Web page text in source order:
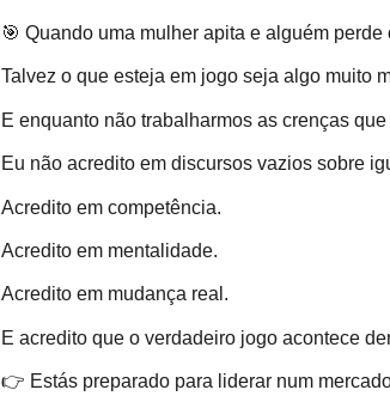
🎯 Quando uma mulher apita e alguém
Talvez o que esteja em jogo seja algo muito
E enquanto não trabalharmos as crenças
Eu não acredito em discursos vazios sobre
Acredito em competência.
Acredito em mentalidade.
Acredito em mudança real.
E acredito que o verdadeiro jogo acontece
👉 Estás preparado para liderar num